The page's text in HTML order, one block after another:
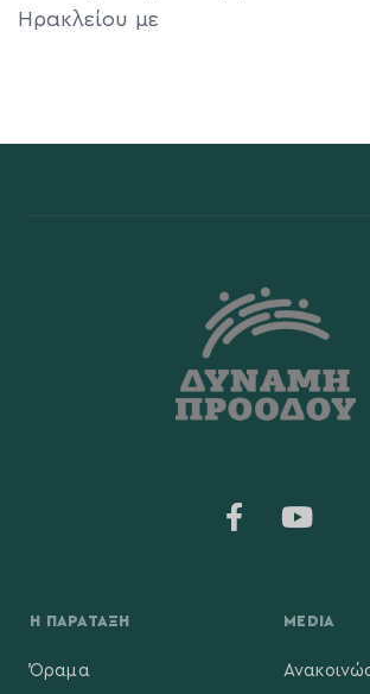
Ηρακλείου με
Η ΠΑΡΆΤΑΞΗ
Όραμα
MEDIA